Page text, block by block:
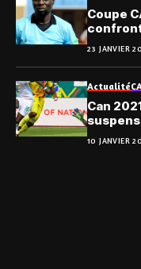
Coupe
Future
23 JANVIER
Actualité
Can
10 JANVIER